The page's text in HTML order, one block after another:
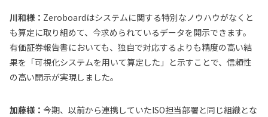
川和様： Zeroboardはシステムに関する特別なノウハウがなくと
も算定に取り組めて、今求められているデータを開示できます。
有価証券報告書においても、独自で対応するよりも精度の高い結
果を「可視化システムを用いて算定した」と示すことで、信頼性
の高い開示が実現しました。
加藤様： 今期、以前から連携していたISO担当部署と同じ組織とな